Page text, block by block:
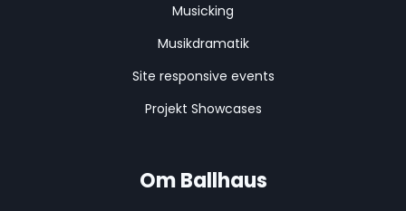
Musicking
Musikdramatik
Site responsive events
Projekt Showcases
Om Ballhaus